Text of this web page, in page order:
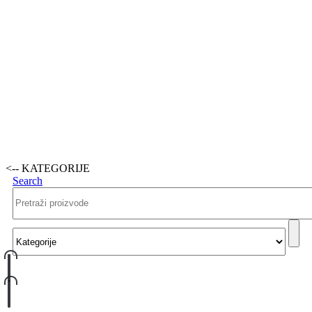
<-- KATEGORIJE
Search